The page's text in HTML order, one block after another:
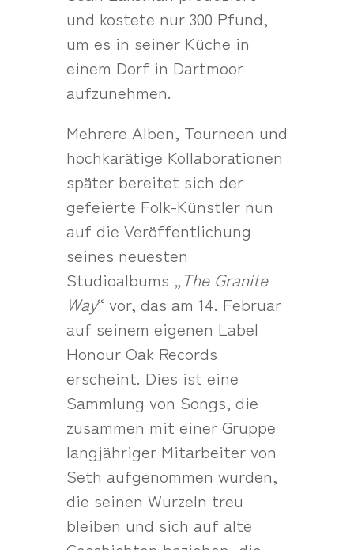
und kostete nur 300 Pfund,
um es in seiner Küche in
einem Dorf in Dartmoor
aufzunehmen.
Mehrere Alben, Tourneen und
hochkarätige Kollaborationen
später bereitet sich der
gefeierte Folk-Künstler nun
auf die Veröffentlichung
seines neuesten
Studioalbums „The Granite
Way“ vor, das am 14. Februar
auf seinem eigenen Label
Honour Oak Records
erscheint. Dies ist eine
Sammlung von Songs, die
zusammen mit einer Gruppe
langjähriger Mitarbeiter von
Seth aufgenommen wurden,
die seinen Wurzeln treu
bleiben und sich auf alte